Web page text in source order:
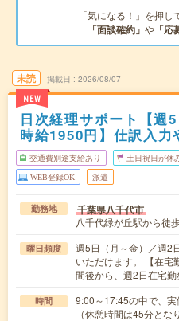
「気になる！」を押
「面談確約」 や 「応
未読
NEW
掲載日 2026/08/07
日次経理サポート【週
時給1950円】仕訳入力
交通費別途支給あり 土日祝日が休
WEB登録OK 派遣
勤務地 千葉県八千代市
八千代緑が丘駅から徒
曜日頻度
週5日（月～金）／週2
いただけます。 【在宅
間後から、週2日在宅勤
時間
9:00～17:45の中で、
（休憩時間は45分と